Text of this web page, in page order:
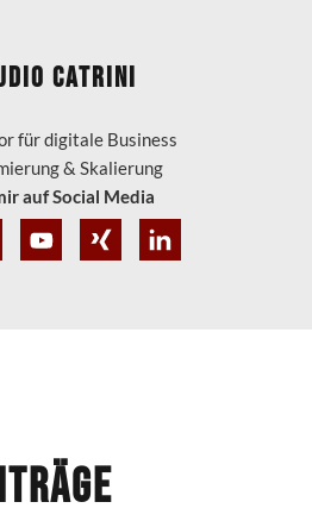
Catrini
für digitale Business
& Skalierung
auf Social Media